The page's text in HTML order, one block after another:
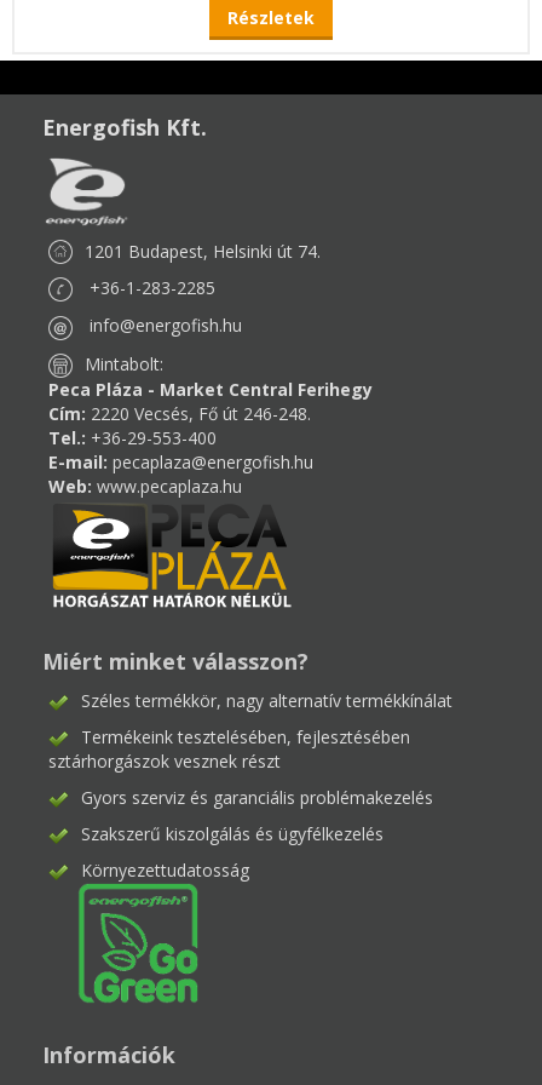
Részletek
Energofish Kft.
1201 Budapest, Helsinki út 74.
+36-1-283-2285
info@energofish.hu
Mintabolt:
Peca Pláza - Market Central Ferihegy
Cím: 2220 Vecsés, Fő út 246-248.
Tel.: +36-29-553-400
E-mail: pecaplaza@energofish.hu
Web: www.pecaplaza.hu
Miért minket válasszon?
Széles termékkör, nagy alternatív termékkínálat
Termékeink tesztelésében, fejlesztésében
sztárhorgászok vesznek részt
Gyors szerviz és garanciális problémakezelés
Szakszerű kiszolgálás és ügyfélkezelés
Környezettudatosság
Információk